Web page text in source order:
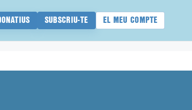
SUBSCRIU-TE EL MEU COMPTE